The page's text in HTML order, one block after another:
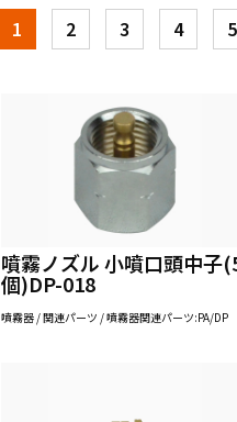
1 2 3 4 5
噴霧ノズル 小噴口頭中子
個)DP-018
噴霧器 / 関連パーツ / 噴霧器関連パーツ:PA/DP